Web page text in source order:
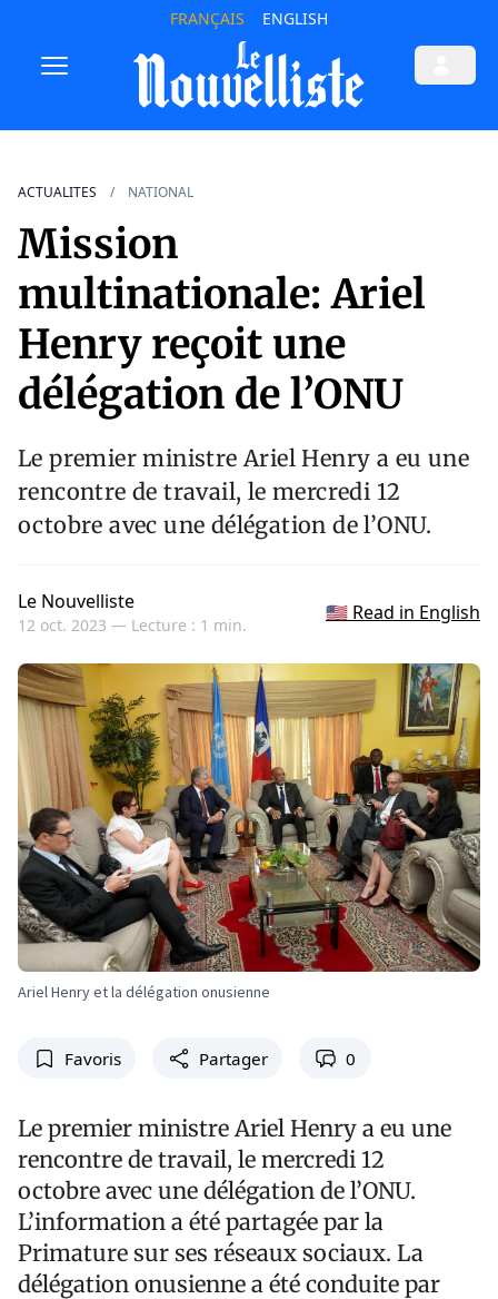
FRANÇAIS ENGLISH
ACTUALITES NATIONAL
Mission
multinationale: Ariel
Henry reçoit une
délégation de l’ONU
Le premier ministre Ariel Henry a eu une
rencontre de travail, le mercredi 12
octobre avec une délégation de l’ONU.
Le Nouvelliste
12 oct. 2023 — Lecture : 1 min.
🇺🇸 Read in English
Ariel Henry et la délégation onusienne
Favoris Partager 0
Le premier ministre Ariel Henry a eu une
rencontre de travail, le mercredi 12
octobre avec une délégation de l’ONU.
L’information a été partagée par la
Primature sur ses réseaux sociaux. La
délégation onusienne a été conduite par